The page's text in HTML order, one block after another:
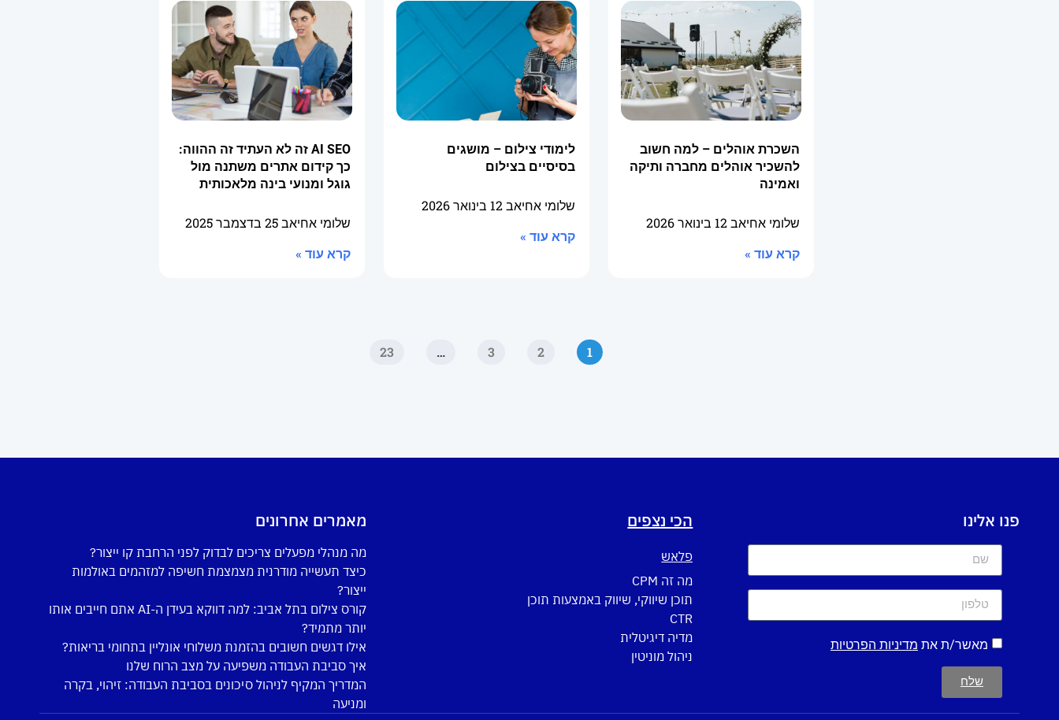
השכרת אוהלים – למה חשוב
להשכיר אוהלים מחברה ותיקה
ואמינה
שלומי אחיאב12 בינואר 2026
קרא עוד »
לימודי צילום – מושגים
בסיסיים בצילום
שלומי אחיאב12 בינואר 2026
קרא עוד »
AI SEO זה לא העתיד זה ההווה:
כך קידום אתרים משתנה מול
גוגל ומנועי בינה מלאכותית
שלומי אחיאב25 בדצמבר 2025
קרא עוד »
1
2
3
…
23
פנו אלינו
מאשר/ת את מדיניות הפרטיות
שלח
הכי נצפים
פלאש
מה זה CPM
תוכן שיווקי, שיווק באמצעות תוכן
CTR
מדיה דיגיטלית
ניהול מוניטין
מאמרים אחרונים
מה מנהלי מפעלים צריכים לבדוק לפני הרחבת קו ייצור?
כיצד תעשייה מודרנית מצמצמת חשיפה למזהמים באולמות
ייצור?
קורס צילום בתל אביב: למה דווקא בעידן ה-AI אתם חייבים אותו
יותר מתמיד?
אילו דגשים חשובים בהזמנת משלוחי אונליין בתחומי בריאות?
איך סביבת העבודה משפיעה על מצב הרוח שלנו
המדריך המקיף לניהול סיכונים בסביבת העבודה: זיהוי, בקרה
ומניעה